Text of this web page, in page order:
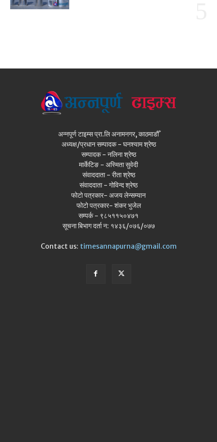
अन्नपूर्ण टाइम्स प्रा.लि अनामनगर, काठमाडौँ
अध्यक्ष/प्रधान सम्पादक - घनश्याम श्रेष्ठ
सम्पादक - नलिना श्रेष्ठ
मार्केटिङ - अस्मिता सुवेदी
संवाददाता - रीता श्रेष्ठ
संवाददाता - गोविन्द श्रेष्ठ
फोटो पत्रकार- अजय लेन्सम्यान
फोटो पत्रकार- शंकर भुजेल
सम्पर्क - ९८५११५०४७१
सूचना बिभाग दर्ता न: १४३६/०७६/०७७
Contact us: timesannapurna@gmail.com